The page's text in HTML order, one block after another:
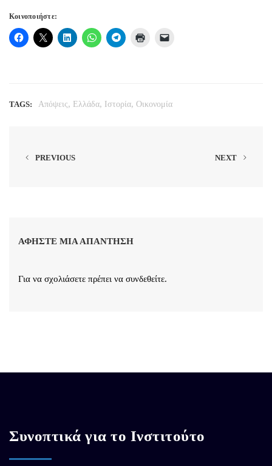
Κοινοποιήστε:
TAGS: Απόψεις, Ελλάδα, Ιστορία, Οικονομία
PREVIOUS NEXT
ΑΦΉΣΤΕ ΜΙΑ ΑΠΆΝΤΗΣΗ
Για να σχολιάσετε πρέπει να συνδεθείτε.
Συνοπτικά για το Ινστιτούτο